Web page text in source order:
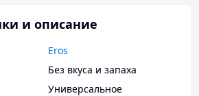
и описание
Eros
Без вкуса и запаха
Универсальное